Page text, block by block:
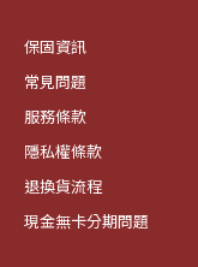
保固資訊
常見問題
服務條款
隱私權條款
退換貨流程
現金無卡分期問題